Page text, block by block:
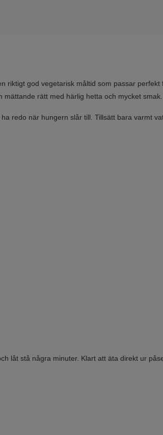
riktigt god vegetarisk måltid som passar
mättande rätt med härlig hetta och mycket smak.
redo när hungern slår till. Tillsätt bara varmt
låt stå några minuter. Klart att äta direkt ur